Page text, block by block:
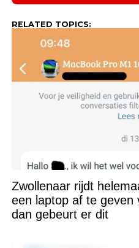
RELATED TOPICS:
Zwollenaar rijdt
een laptop af te geven
dan gebeurt er dit